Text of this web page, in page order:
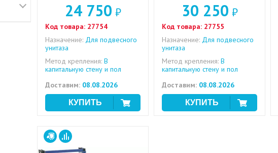
24 750 ₽
Код товара: 27754
Назначение: Для подвесного
унитаза
Метод крепления: В
капитальную стену и пол
Доставим: 08.08.2026
30 250 ₽
Код товара: 27755
Назначение: Для подвесного
унитаза
Метод крепления: В
капитальную стену и пол
Доставим: 08.08.2026